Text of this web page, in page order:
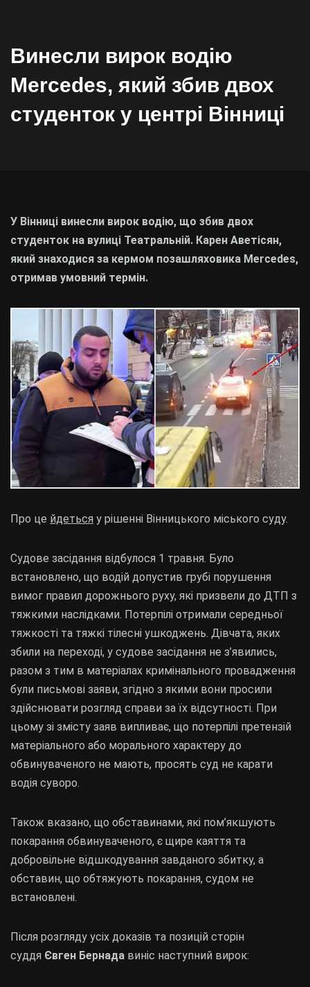
Винесли вирок водію
Mercedes, який збив двох
студенток у центрі Вінниці
У Вінниці винесли вирок водію, що збив двох
студенток на вулиці Театральній. Карен Аветісян,
який знаходися за кермом позашляховика Mercedes,
отримав умовний термін.
Про це йдеться у рішенні Вінницького міського суду.
Судове засідання відбулося 1 травня. Було
встановлено, що водій допустив грубі порушення
вимог правил дорожнього руху, які призвели до ДТП з
тяжкими наслідками. Потерпілі отримали середньої
тяжкості та тяжкі тілесні ушкоджень. Дівчата, яких
збили на переході, у судове засідання не з’явились,
разом з тим в матеріалах кримінального провадження
були письмові заяви, згідно з якими вони просили
здійснювати розгляд справи за їх відсутності. При
цьому зі змісту заяв випливає, що потерпілі претензій
матеріального або морального характеру до
обвинуваченого не мають, просять суд не карати
водія суворо.
Також вказано, що обставинами, які пом’якшують
покарання обвинуваченого, є щире каяття та
добровільне відшкодування завданого збитку, а
обставин, що обтяжують покарання, судом не
встановлені.
Після розгляду усіх доказів та позицій сторін
суддя Євген Бернада виніс наступний вирок: